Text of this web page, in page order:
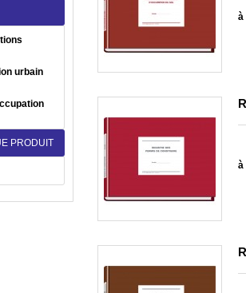
à
à
urbain
PRODUIT